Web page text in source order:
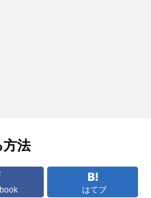
方法
はてブ